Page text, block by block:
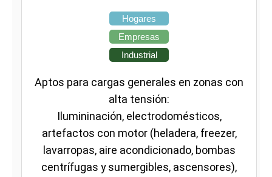
Hogares
Empresas
Industrial
Aptos para cargas generales en zonas con
alta tensión:
Ilumininación, electrodomésticos,
artefactos con motor (heladera, freezer,
lavarropas, aire acondicionado, bombas
centrífugas y sumergibles, ascensores),